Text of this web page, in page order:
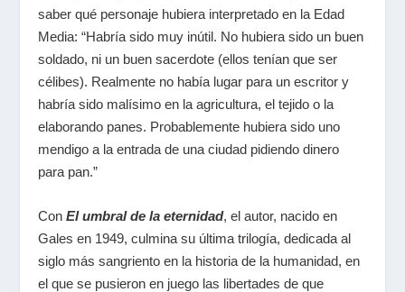
saber qué personaje hubiera interpretado en la Edad
Media: “Habría sido muy inútil. No hubiera sido un buen
soldado, ni un buen sacerdote (ellos tenían que ser
célibes). Realmente no había lugar para un escritor y
habría sido malísimo en la agricultura, el tejido o la
elaborando panes. Probablemente hubiera sido uno
mendigo a la entrada de una ciudad pidiendo dinero
para pan.”
ConEl umbral de la eternidad, el autor, nacido en
Gales en 1949, culmina su última trilogía, dedicada al
siglo más sangriento en la historia de la humanidad, en
el que se pusieron en juego las libertades de que